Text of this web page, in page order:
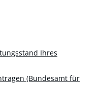
Ihres
(Bundesamt für